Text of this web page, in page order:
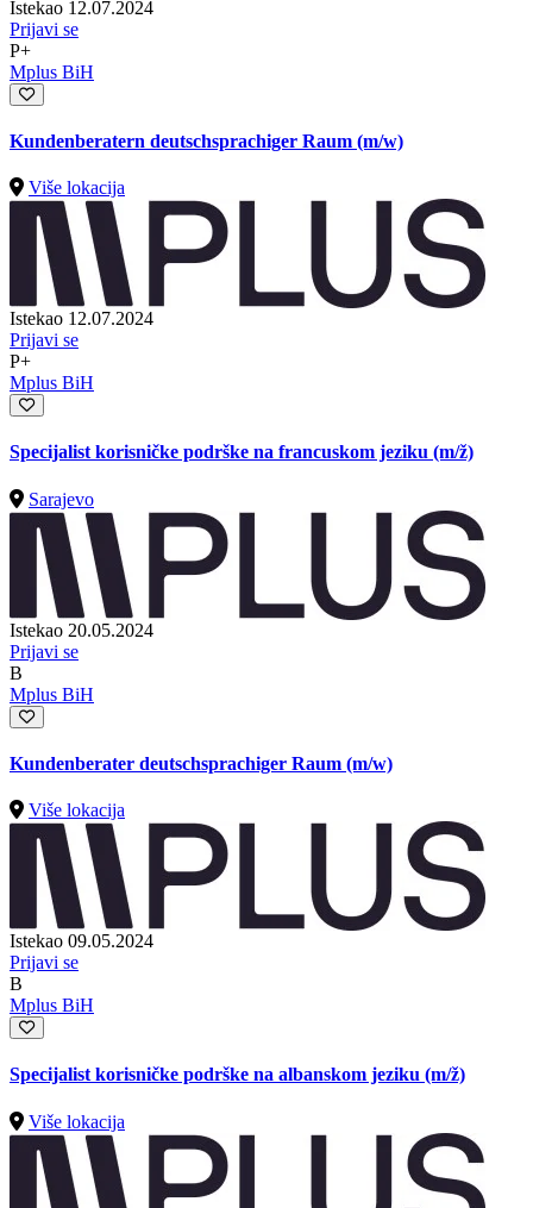
Istekao 12.07.2024
Prijavi se
P+
Mplus BiH
Kundenberatern deutschsprachiger Raum (m/w)
Više lokacija
Istekao 12.07.2024
Prijavi se
P+
Mplus BiH
Specijalist korisničke podrške na francuskom jeziku (m/ž)
Sarajevo
Istekao 20.05.2024
Prijavi se
B
Mplus BiH
Kundenberater deutschsprachiger Raum (m/w)
Više lokacija
Istekao 09.05.2024
Prijavi se
B
Mplus BiH
Specijalist korisničke podrške na albanskom jeziku (m/ž)
Više lokacija